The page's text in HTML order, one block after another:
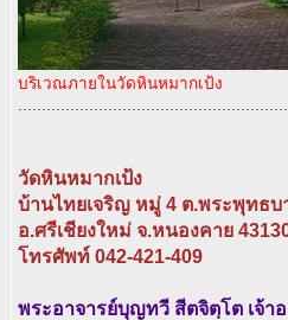
บริเวณภายในวัดหินหมากเป้ง
วัดหินหมากเป้ง
บ้านไทยเจริญ หมู่ 4 ต.พระพุทธบ
อ.ศรีเชียงใหม่ จ.หนองคาย
โทรศัพท์ 042-421-409
พระอาจารย์บุญทวี สีตจิตฺโต เจ้า